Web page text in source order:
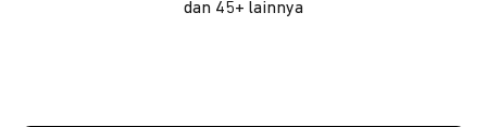
dan 45+ lainnya